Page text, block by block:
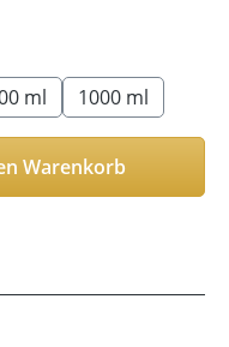
ml 1000 ml
gewünschten
Warenkorb